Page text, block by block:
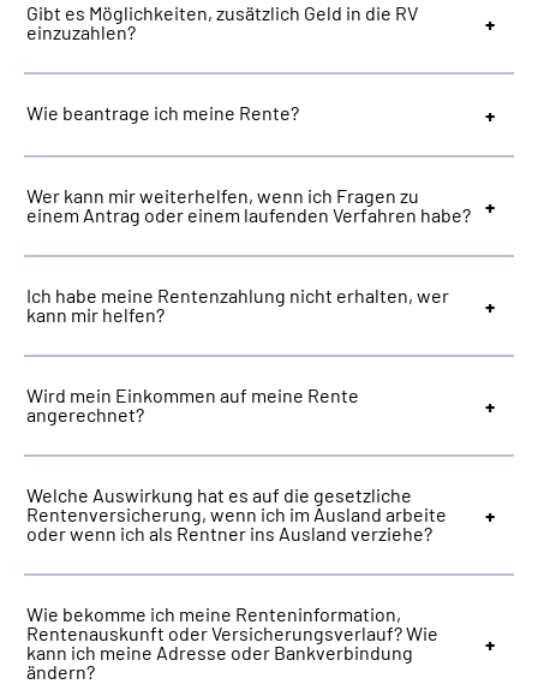
Inhalte in Gebärdensprache (DGS)
Leichte Sprache
Mein Kundenportal
Gibt es Möglichkeiten, zusätzlich Geld in die RV
einzuzahlen?
Wie beantrage ich meine Rente?
Wer kann mir weiterhelfen, wenn ich Fragen zu
einem Antrag oder einem laufenden Verfahren habe?
Ich habe meine Rentenzahlung nicht erhalten, wer
kann mir helfen?
Wird mein Einkommen auf meine Rente
angerechnet?
Welche Auswirkung hat es auf die gesetzliche
Rentenversicherung, wenn ich im Ausland arbeite
oder wenn ich als Rentner ins Ausland verziehe?
Wie bekomme ich meine Renteninformation,
Rentenauskunft oder Versicherungsverlauf? Wie
kann ich meine Adresse oder Bankverbindung
ändern?